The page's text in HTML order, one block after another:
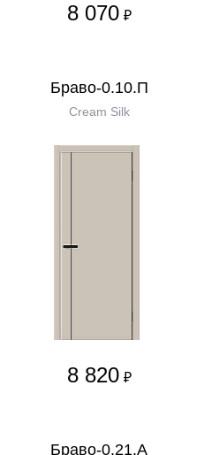
8 070 ₽
Браво-0.10.П
Cream Silk
8 820 ₽
Браво-0.21.А